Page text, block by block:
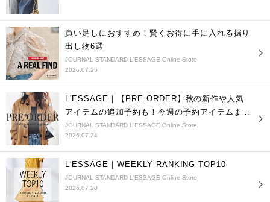
買い足しにおすすめ！賢くお得に手に入れる掘り
出し物6選
JOURNAL STANDARD L'ESSAGE Online Store
2026.07.25
L'ESSAGE｜【PRE ORDER】秋の新作や人気
アイテムの追加予約も！今週の予約アイテムまと
め
JOURNAL STANDARD L'ESSAGE Online Store
2026.07.24
L'ESSAGE｜WEEKLY RANKING TOP10
JOURNAL STANDARD L'ESSAGE Online Store
2026.07.20